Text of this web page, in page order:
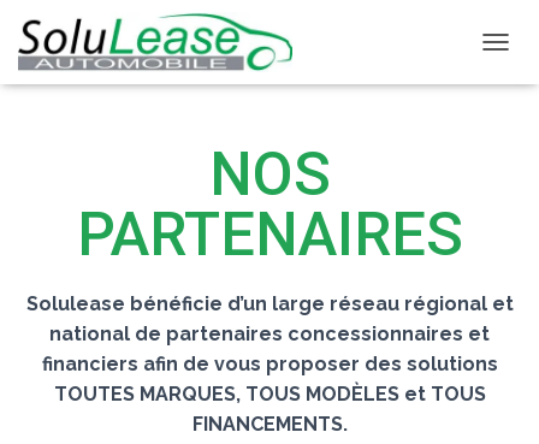
É
V
G
NOS
PARTENAIRES
Solulease bénéficie d’un large réseau régional et
national de partenaires concessionnaires et
financiers afin de vous proposer des solutions
TOUTES MARQUES, TOUS MODÈLES et TOUS
FINANCEMENTS.